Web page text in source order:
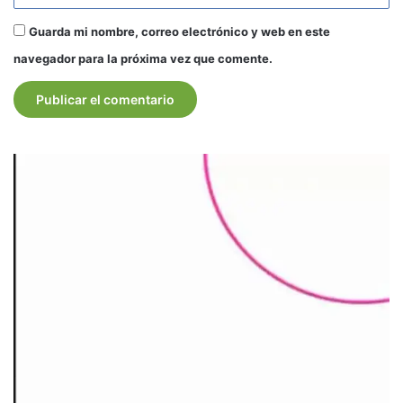
Guarda mi nombre, correo electrónico y web en este
navegador para la próxima vez que comente.